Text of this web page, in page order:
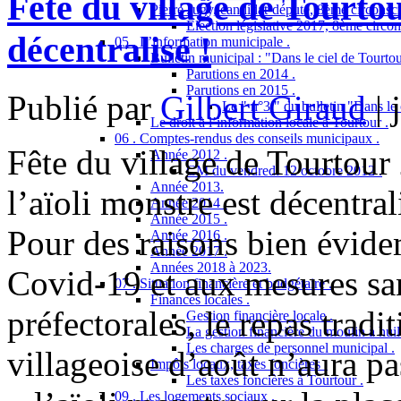
Pierre Jugy, candidat-député, 8ème
Election législative 2017, 8ème
05 . L’information municipale .
Bulletin municipal : "Dans le ciel de
Parutions en 2014 .
Parutions en 2015 .
Le " n°3 " du bulletin "Dans le
Le droit à l’information locale à Tourtour .
06 . Comptes-rendus des conseils municipaux .
Année 2012 .
CM du vendredi 12 octobre 2012 .
Année 2013.
Année 2014 .
Année 2015 .
Année 2016 .
Année 2017 .
Années 2018 à 2023.
07 . Situation financière et budgétaire .
Finances locales .
Gestion financière locale .
La gestion financière du moulin à
Les charges de personnel municipal .
Impôts locaux, taxes foncières .
Les taxes foncières à Tourtour .
09 . Les logements sociaux .
décentralisé !
Publié parGilbert Giraud|
Fête du village de Tourtour
l’aïoli monstre est
Pour des raisons bien
Covid-19 et aux mesures
préfectorales, le repas
villageoise d’août n’aura